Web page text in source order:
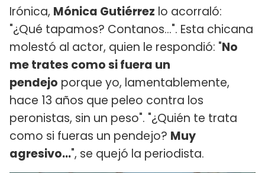
Irónica, Mónica Gutiérrez lo acorraló:
"¿Qué tapamos? Contanos...". Esta chicana
molestó al actor, quien le respondió: "No
me trates como si fuera un
pendejo porque yo, lamentablemente,
hace 13 años que peleo contra los
peronistas, sin un peso". "¿Quién te trata
como si fueras un pendejo? Muy
agresivo...", se quejó la periodista.